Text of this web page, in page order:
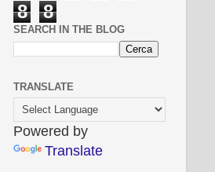
8
8
SEARCH IN THE BLOG
TRANSLATE
Powered by
Translate